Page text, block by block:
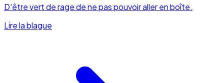
D'être vert de rage de ne pas pouvoir aller en boîte.
Lire la blague